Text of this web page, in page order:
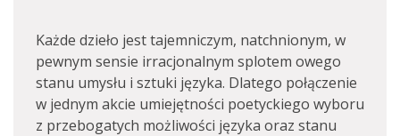
Każde dzieło jest tajemniczym, natchnionym, w
pewnym sensie irracjonalnym splotem owego
stanu umysłu i sztuki języka. Dlatego połączenie
w jednym akcie umiejętności poetyckiego wyboru
z przebogatych możliwości języka oraz stanu